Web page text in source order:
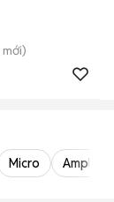
mới)
Micro Amply